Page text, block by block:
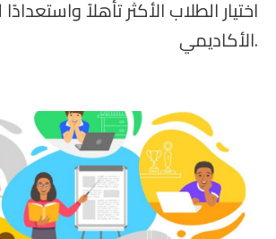
اختيار الطلاب الأكثر تأهلاً
الأكاديمي.